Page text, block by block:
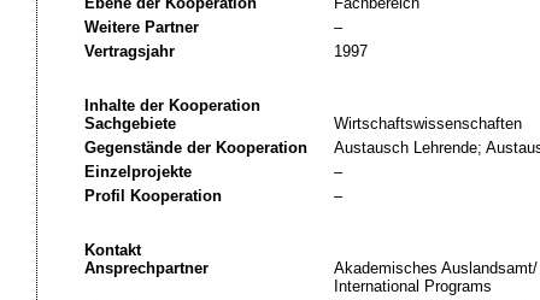
Weitere Partner
–
Vertragsjahr
1997
Inhalte der Kooperation
Sachgebiete
Wirtschaftswissenschaften
Gegenstände der Kooperation
Austausch Lehrende;
Einzelprojekte
–
Profil Kooperation
–
Kontakt
Ansprechpartner
Akademisches Auslandsamt/
International Programs